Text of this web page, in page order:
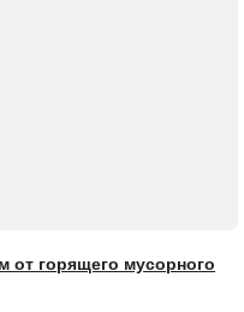
от горящего мусорного